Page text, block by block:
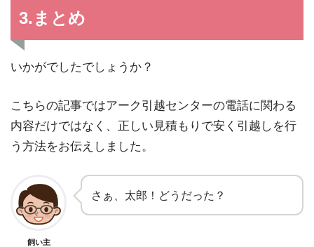
3.まとめ
いかがでしたでしょうか？
こちらの記事ではアーク引越センターの電話に関わる
内容だけではなく、正しい見積もりで安く引越しを行
う方法をお伝えしました。
飼い主
さぁ、太郎！どうだった？